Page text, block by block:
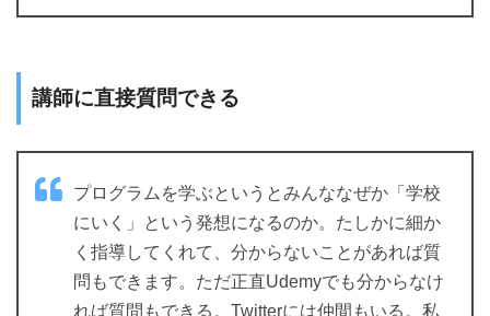
講師に直接質問できる
プログラムを学ぶというとみんななぜか「学校
にいく」という発想になるのか。たしかに細か
く指導してくれて、分からないことがあれば質
問もできます。ただ正直Udemyでも分からなけ
れば質問もできる。Twitterには仲間もいる。私